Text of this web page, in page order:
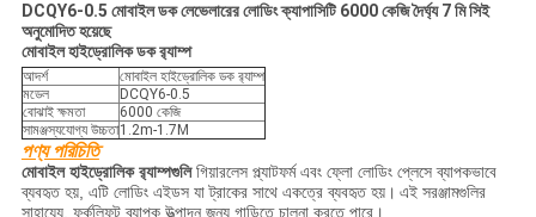
DCQY6-0.5 মোবাইল ডক লেভেলারের লোডিং ক্যাপাসিটি 6000 কেজি দৈর্ঘ্য 7 মি সিই
অনুমোদিত হয়েছে
মোবাইল হাইড্রোলিক ডক র‌্যাম্প
আদর্শ
মোবাইল হাইড্রোলিক ডক র‌্যাম্প
মডেল
DCQY6-0.5
বোঝাই ক্ষমতা
6000 কেজি
সামঞ্জস্যযোগ্য উচ্চতা1.2m-1.7M
পণ্য পরিচিতি
মোবাইল হাইড্রোলিক র‌্যাম্পগুলিগিয়ারলেস প্ল্যাটফর্ম এবং ফ্লো লোডিং প্লেসে ব্যাপকভাবে
ব্যবহৃত হয়, এটি লোডিং এইডস যা ট্রাকের সাথে একত্রে ব্যবহৃত হয়। এই সরঞ্জামগুলির
সাহায্যে, ফর্কলিফট ব্যাপক উত্পাদন জন্য গাড়িতে চালনা করতে পারে।